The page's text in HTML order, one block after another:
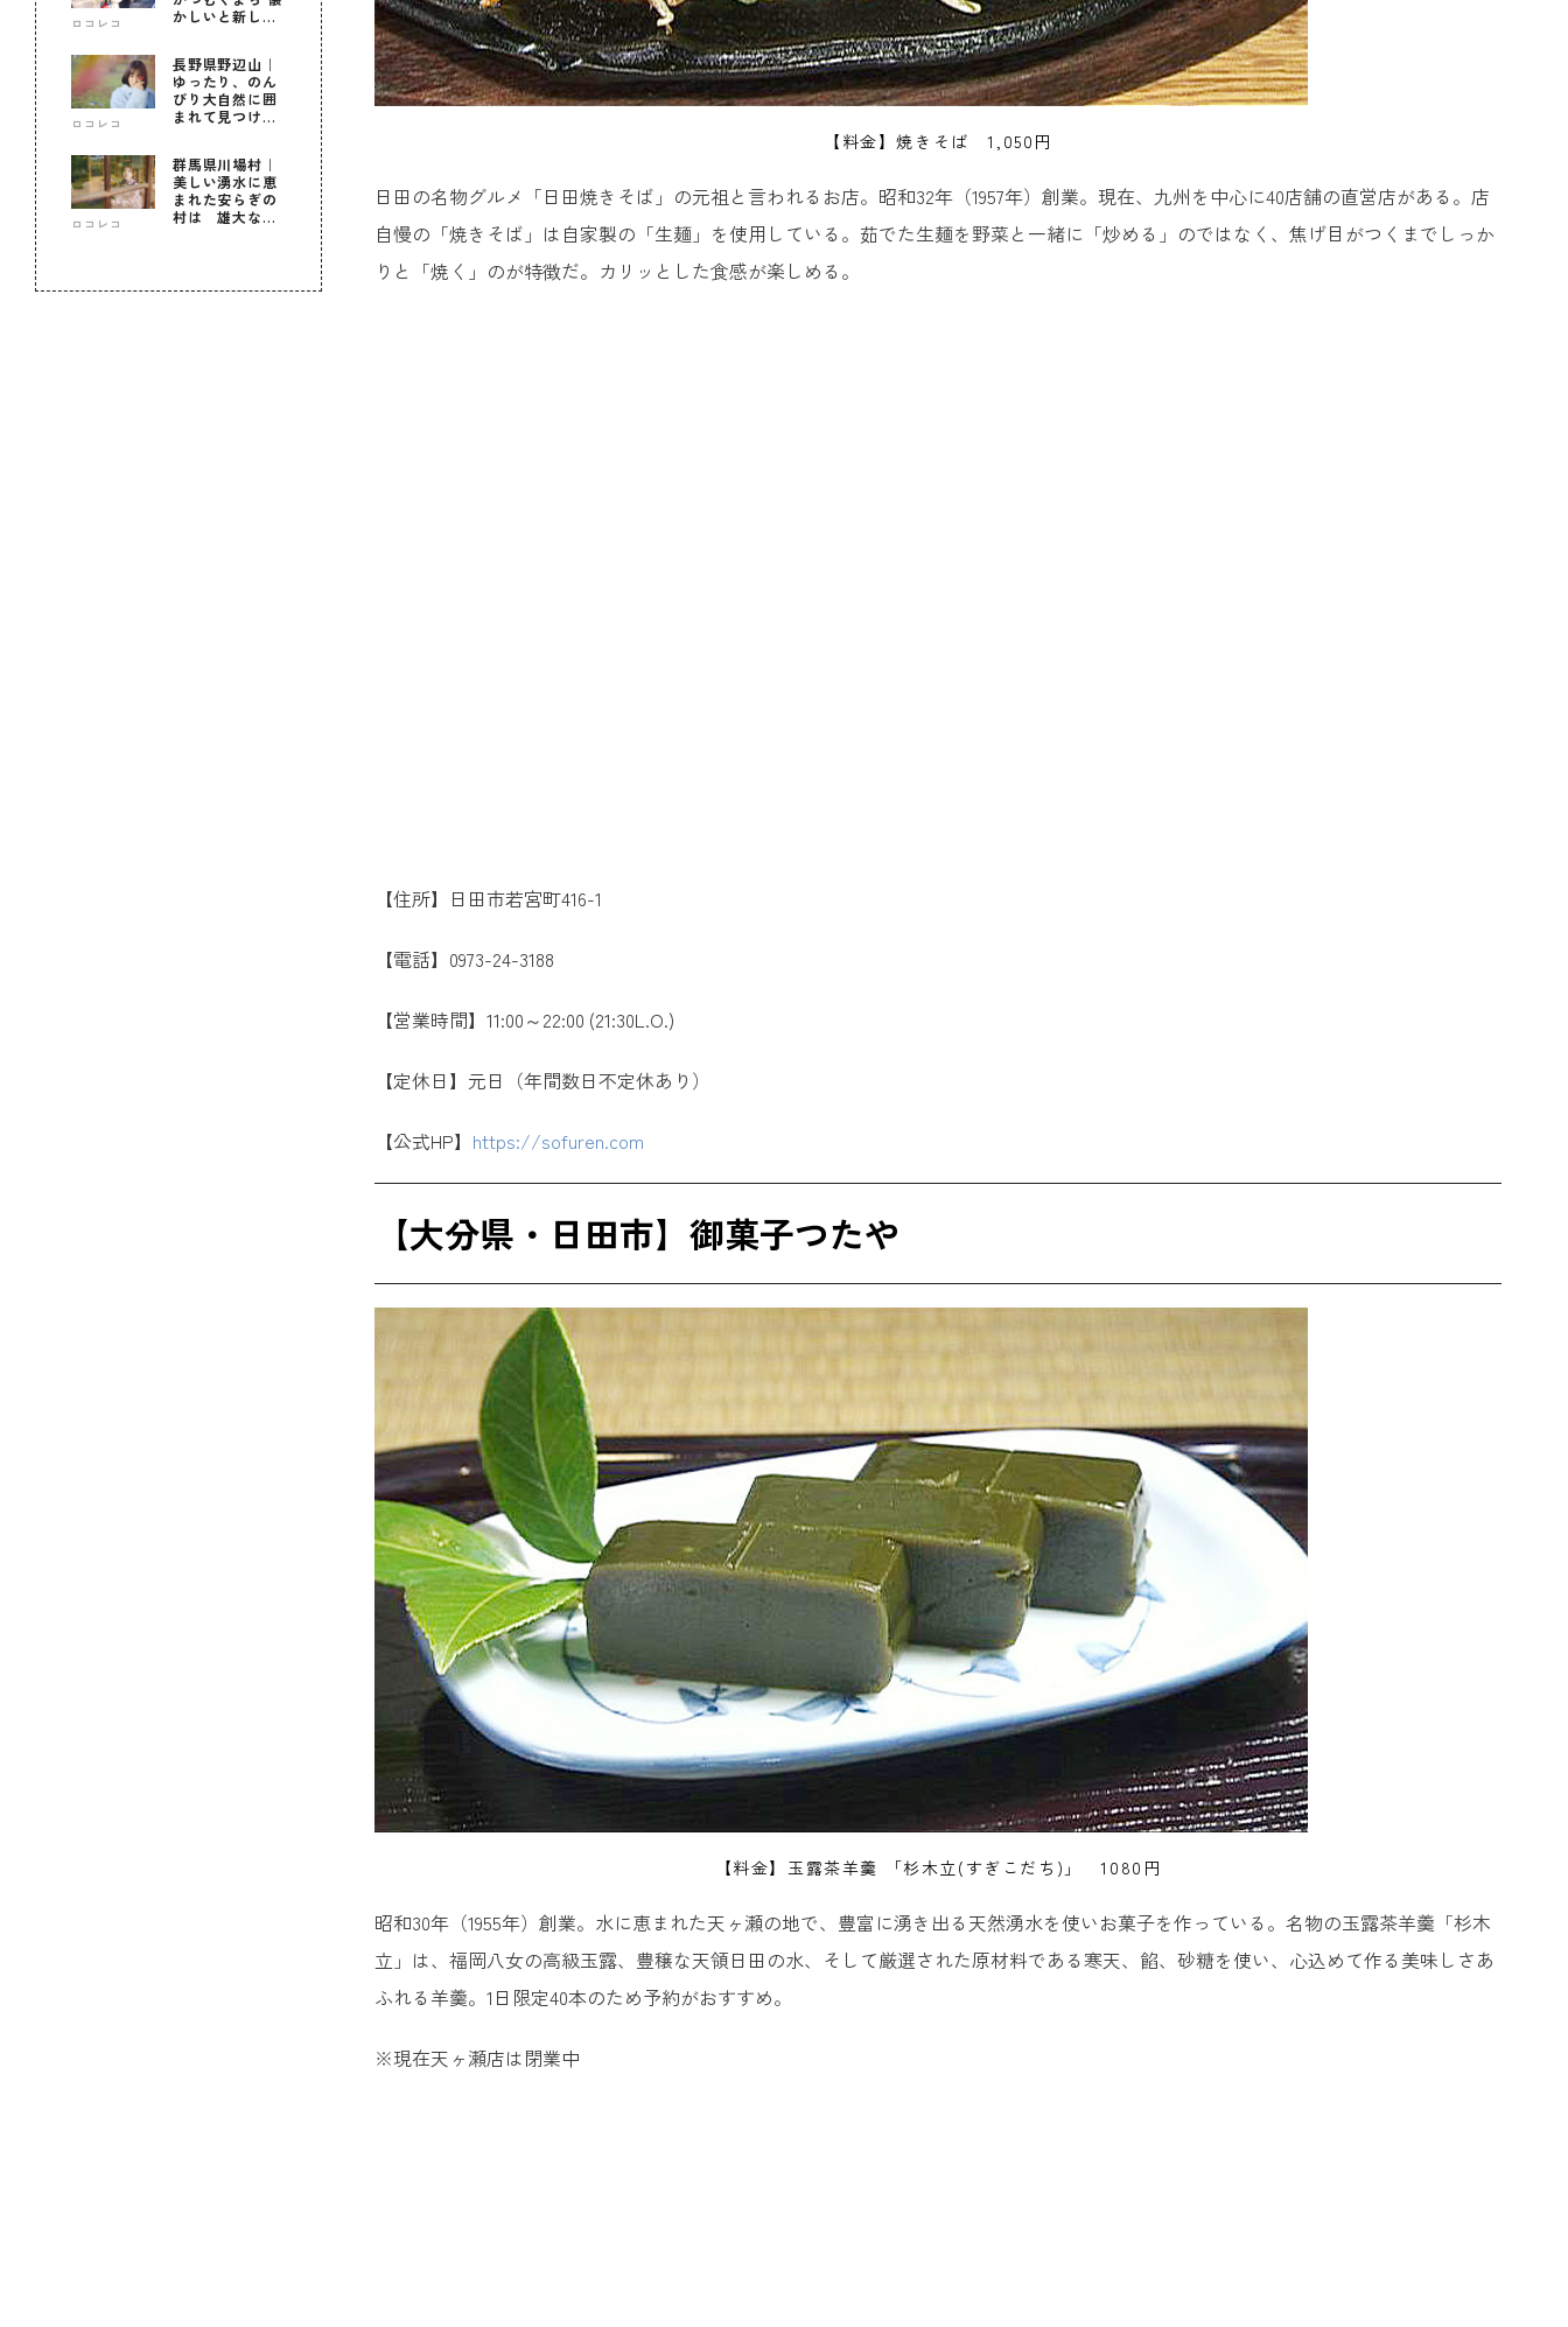
ロコレコ
かしいと新しい
ロコレコ
長野県野辺山｜
ゆったり、のん
びり大自然に囲
まれて見つけ
ロコレコ
群馬県川場村｜
美しい湧水に恵
まれた安らぎの
村は 雄大な自
【料金】焼きそば 1,050円
日田の名物グルメ「日田焼きそば」の元祖と言われるお店。昭和32年（1957年）創業。現在、九州を中心に40店舗の直営店がある。店
自慢の「焼きそば」は自家製の「生麺」を使用している。茹でた生麺を野菜と一緒に「炒める」のではなく、焦げ目がつくまでしっか
りと「焼く」のが特徴だ。カリッとした食感が楽しめる。
【住所】日田市若宮町416-1
【電話】0973-24-3188
【営業時間】11:00～22:00 (21:30L.O.)
【定休日】元日（年間数日不定休あり）
【公式HP】 https://sofuren.com
【大分県・日田市】御菓子つたや
【料金】玉露茶羊羹 「杉木立(すぎこだち)」 1080円
昭和30年（1955年）創業。水に恵まれた天ヶ瀬の地で、豊富に湧き出る天然湧水を使いお菓子を作っている。名物の玉露茶羊羹「杉木
立」は、福岡八女の高級玉露、豊穣な天領日田の水、そして厳選された原材料である寒天、餡、砂糖を使い、心込めて作る美味しさあ
ふれる羊羹。1日限定40本のため予約がおすすめ。
※現在天ヶ瀬店は閉業中